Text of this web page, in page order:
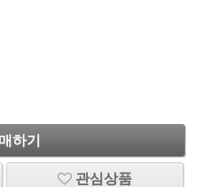
하기
관심상품